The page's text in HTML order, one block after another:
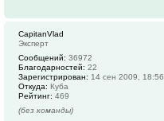
CapitanVlad
Эксперт
Сообщений: 36972
Благодарностей: 22
Зарегистрирован: 14 сен 2009, 18:56
Откуда: Куба
Рейтинг: 469
(без команды)